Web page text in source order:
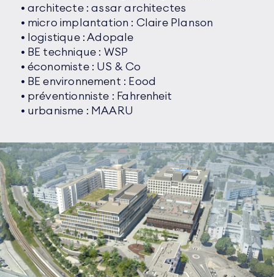
• architecte : assar architectes
• micro implantation : Claire Planson
• logistique : Adopale
• BE technique : WSP
• économiste : US & Co
• BE environnement : Eood
• préventionniste : Fahrenheit
• urbanisme : MAARU